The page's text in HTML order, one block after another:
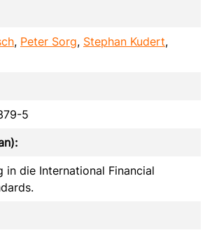
, Peter Sorg, Stephan Kudert,
5
in die International Financial